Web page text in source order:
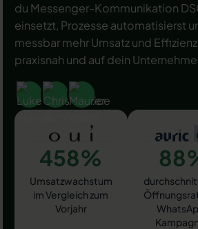
du Messenger-Kommunikation
einsetzt, Prozesse automatisierst
messbar mehr Umsatz und
praxisnah und auf dein
458%
Umsatzwachstum
im Vergleich zum
Vorjahr